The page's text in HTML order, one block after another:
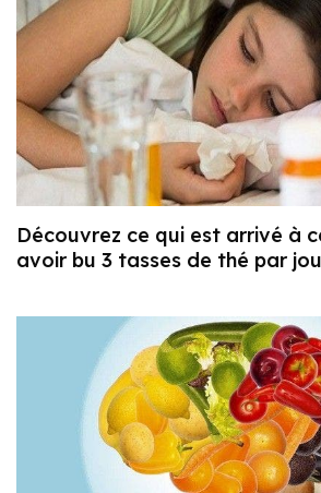
Découvrez ce qui est arrivé à
avoir bu 3 tasses de thé par